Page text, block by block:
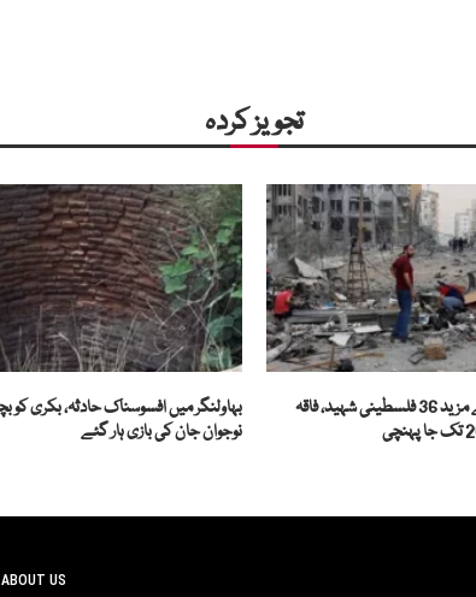
تجویز کردہ
غزہ میں اسرائیلی بمباری سے مزید 36 فلسطینی شہید، فاقہ
نوجوان جان کی بازی ہار گئے
ABOUT US